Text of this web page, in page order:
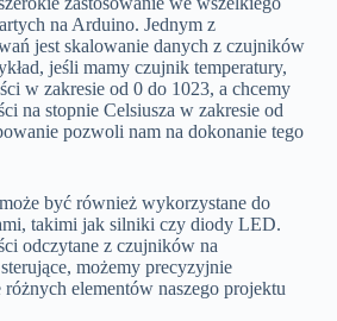
na Arduino. Jednym z
jest skalowanie danych z czujników
jeśli mamy czujnik temperatury,
w zakresie od 0 do 1023, a chcemy
na stopnie Celsiusza w zakresie od
pozwoli nam na dokonanie tego
być również wykorzystane do
takimi jak silniki czy diody LED.
odczytane z czujników na
możemy precyzyjnie
elementów naszego projektu